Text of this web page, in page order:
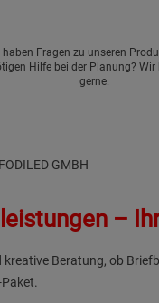
haben Fragen zu unseren
Hilfe bei der Planung? Wir
gerne.
GMBH
–
Beratung, ob